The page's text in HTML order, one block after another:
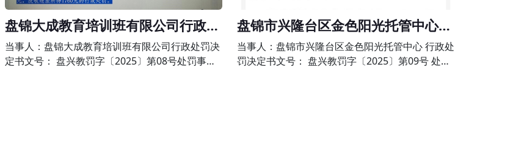
盘锦大成教育培训班有限公司行政处
罚公示
当事人：盘锦大成教育培训班有限公司行政处罚决
定书文号： 盘兴教罚字〔2025〕第08号处罚事
盘锦市兴隆台区金色阳光托管中心行
政处罚公示
当事人：盘锦市兴隆台区金色阳光托管中心 行政处
罚决定书文号： 盘兴教罚字〔2025〕第09号 处罚